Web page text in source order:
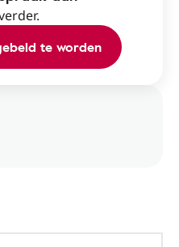
te worden